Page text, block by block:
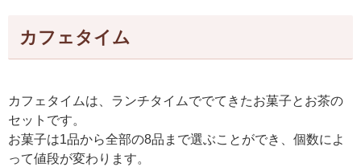
カフェタイム
カフェタイムは、ランチタイムででてきたお菓子とお茶の
セットです。
お菓子は1品から全部の8品まで選ぶことができ、個数によ
って値段が変わります。